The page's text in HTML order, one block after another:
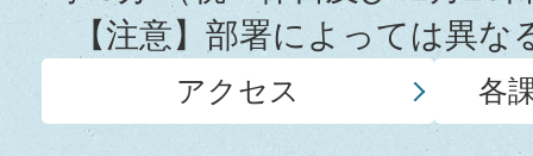
【注意】部署によっては異
アクセス 各